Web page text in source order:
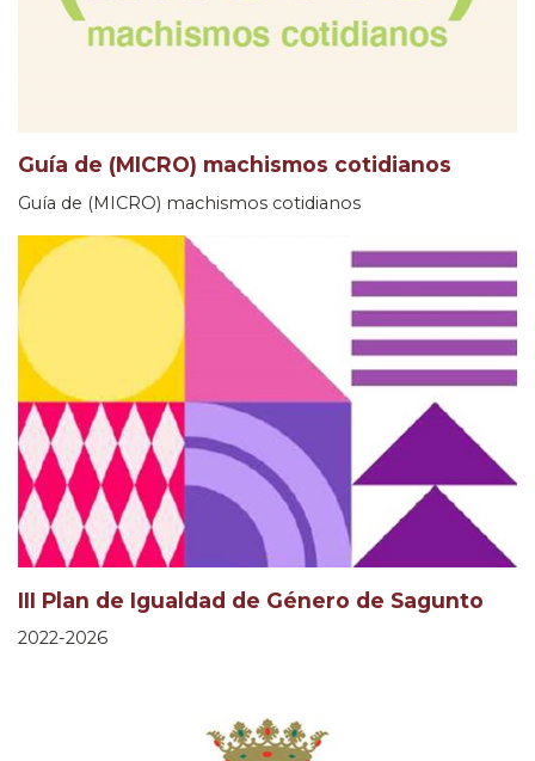
Guía de (MICRO) machismos cotidianos
Guía de (MICRO) machismos cotidianos
III Plan de Igualdad de Género de Sagunto
2022-2026